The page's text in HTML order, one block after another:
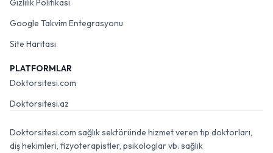
Gizlilik Politikası
Google Takvim Entegrasyonu
Site Haritası
PLATFORMLAR
Doktorsitesi.com
Doktorsitesi.az
Doktorsitesi.com sağlık sektöründe hizmet veren tıp doktorları,
diş hekimleri, fizyoterapistler, psikologlar vb. sağlık